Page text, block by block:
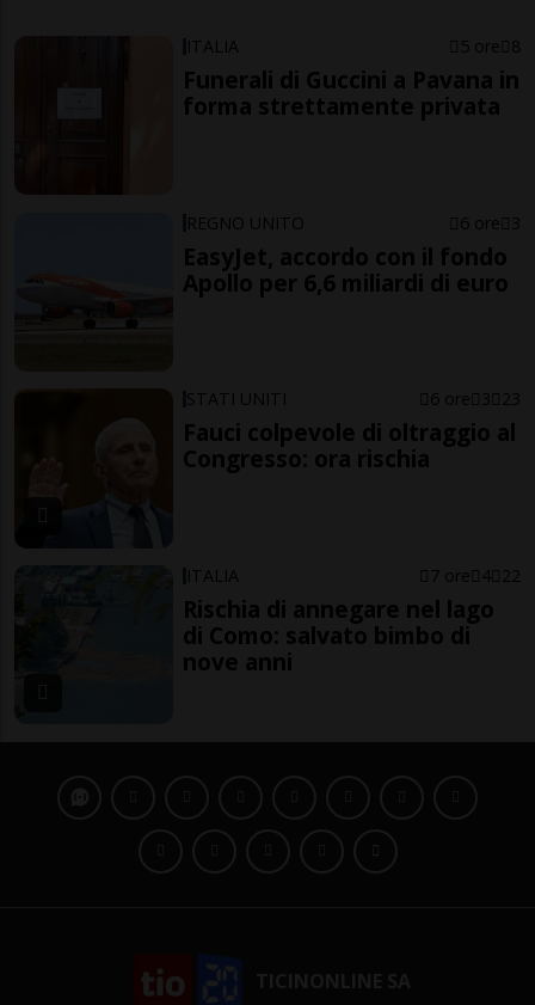
ITALIA 5 ore 8
Funerali di Guccini a Pavana in
forma strettamente privata
REGNO UNITO 6 ore 3
EasyJet, accordo con il fondo
Apollo per 6,6 miliardi di euro
STATI UNITI 6 ore 3 23
Fauci colpevole di oltraggio al
Congresso: ora rischia
ITALIA 7 ore 4 22
Rischia di annegare nel lago
di Como: salvato bimbo di
nove anni